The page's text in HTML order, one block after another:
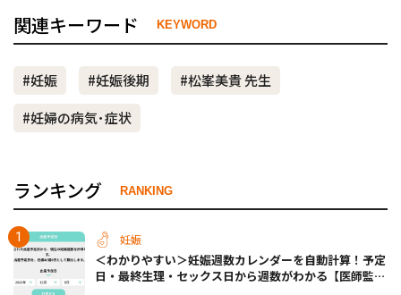
関連キーワード KEYWORD
#妊娠 #妊娠後期
#松峯美貴 先生
#妊婦の病気･症状
ランキング RANKING
妊娠
＜わかりやすい＞妊娠週数カレンダーを自動計算！予定
日・最終生理・セックス日から週数がわかる【医師監